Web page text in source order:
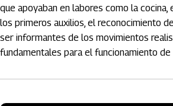
que apoyaban en labores como la cocina,
los primeros auxilios, el reconocimiento
ser informantes de los movimientos
fundamentales para el funcionamiento